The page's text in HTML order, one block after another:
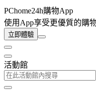
PChome24h購物App
使用App享受更優質的購
立即體驗
活動館